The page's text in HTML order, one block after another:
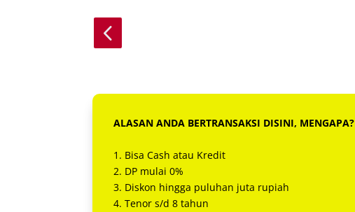
4
ALASAN ANDA BERTRANSAKSI DISINI, MENGAPA?
1. Bisa Cash atau Kredit
2. DP mulai 0%
3. Diskon hingga puluhan juta rupiah
4. Tenor s/d 8 tahun